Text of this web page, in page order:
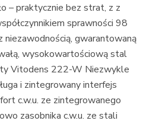
– praktycznie bez strat, z z
sprawności 98
gwarantowaną
wysokowartościową stal
Vitodens 222-W Niezwykle
i zintegrowany interfejs
c.w.u. ze zintegrowanego
zasobnika c.w.u. ze stali